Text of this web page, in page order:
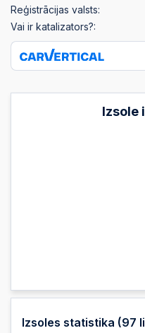
Reģistrācijas valsts:
Vai ir katalizators?:
Izsole
Izsoles statistika (97